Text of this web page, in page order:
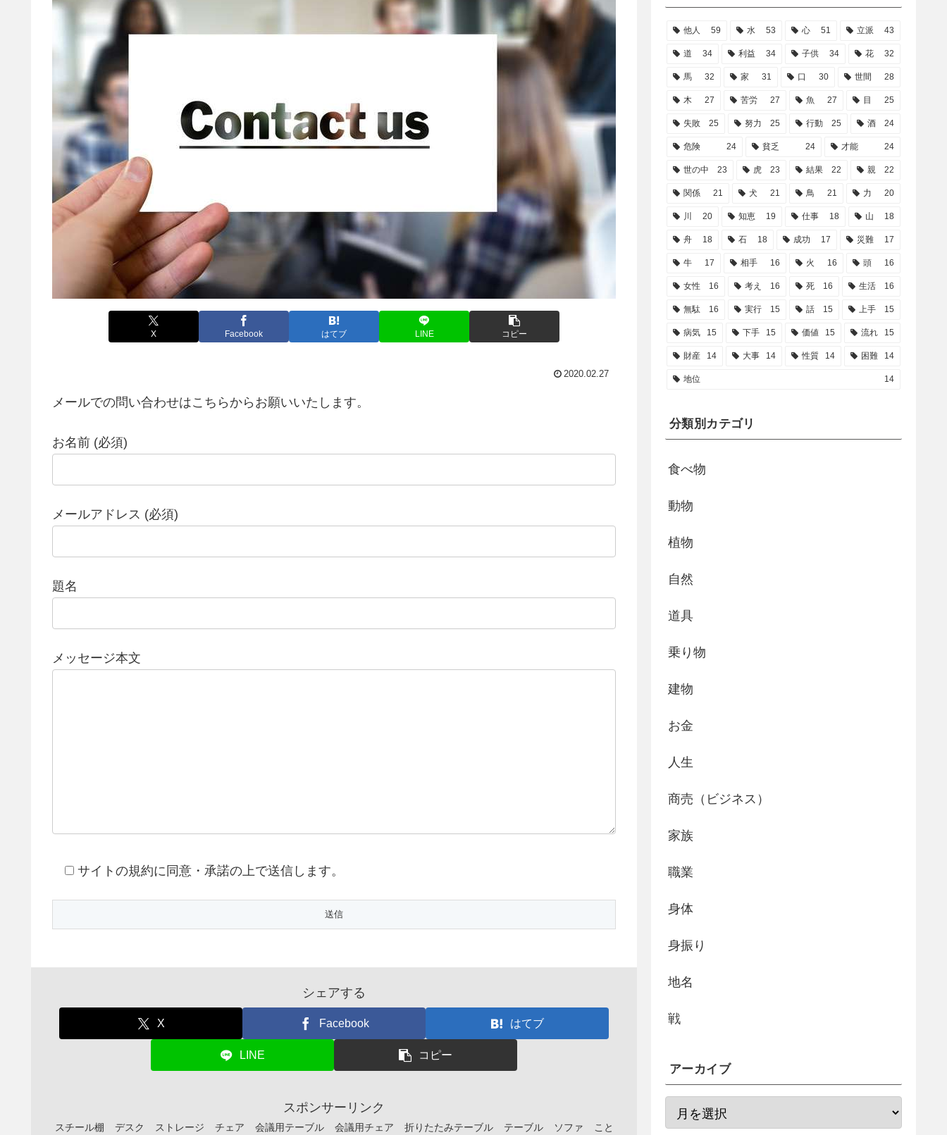
X Facebook はてブ LINE コピー
2020.02.27
メールでの問い合わせはこちらからお願いいたします。
お名前 (必須)
メールアドレス (必須)
題名
メッセージ本文
サイトの規約に同意・承諾の上で送信します。
シェアする
X Facebook はてブ
LINE コピー
スポンサーリンク
スチール棚 デスク ストレージ チェア 会議用テーブル 会議用チェア 折りたたみテーブル テーブル ソファ
こと
他人 59 水 53 心 51 立派 43
道 34 利益 34 子供 34 花 32
馬 32 家 31 口 30 世間 28
木 27 苦労 27 魚 27 目 25
失敗 25 努力 25 行動 25 酒 24
危険 24 貧乏 24 才能 24
世の中 23 虎 23 結果 22 親 22
関係 21 犬 21 鳥 21 力 20
川 20 知恵 19 仕事 18 山 18
舟 18 石 18 成功 17 災難 17
牛 17 相手 16 火 16 頭 16
女性 16 考え 16 死 16 生活 16
無駄 16 実行 15 話 15 上手 15
病気 15 下手 15 価値 15 流れ 15
財産 14 大事 14 性質 14 困難 14
地位 14
分類別カテゴリ
食べ物
動物
植物
自然
道具
乗り物
建物
お金
人生
商売（ビジネス）
家族
職業
身体
身振り
地名
戦
アーカイブ